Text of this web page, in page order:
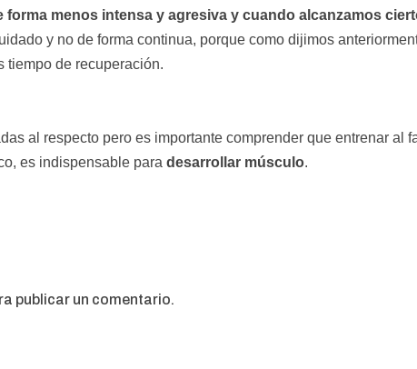
menos intensa y agresiva y cuando alcanzamos
y no de forma continua, porque como dijimos
tiempo de recuperación.
al respecto pero es importante comprender que entrenar al
es indispensable para desarrollar músculo.
publicar un comentario.